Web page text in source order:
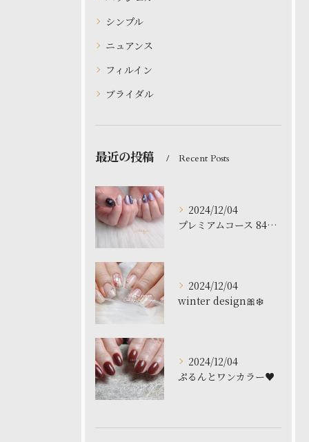
シンプル
ニュアンス
フィルイン
ブライダル
最近の投稿 Recent Posts
2024/12/04
プレミアムコース 8480円
2024/12/04
winter design🎀❄️
2024/12/04
ぷるんとワンカラー♥️